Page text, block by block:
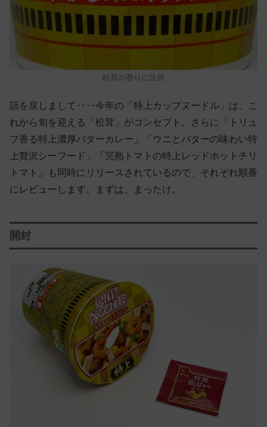
松茸の香りに注目
話を戻しまして‥‥今年の「特上カップヌードル」は、こ
れから旬を迎える「松茸」がコンセプト。さらに「トリュ
フ香る特上濃厚バターカレー」「ウニとバターの味わい特
上贅沢シーフード」「完熟トマトの特上レッドホットチリ
トマト」も同時にリリースされているので、それぞれ順番
にレビューします。まずは、まったけ。
開封